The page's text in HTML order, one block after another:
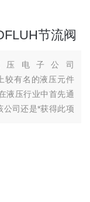
节流阀
电子公司
较有名的液压元件
液压行业中首先通
公司还是*获得此项
用户*好评。